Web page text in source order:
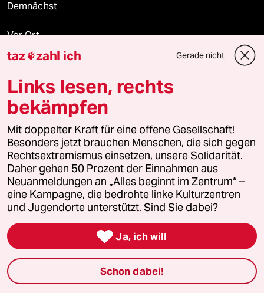
Demnächst
Vor Ort
Live im Stream
Vergangene
Mehr taz Lesestoff
taz Blogs
taz FUTURZWEI
Le Monde diplomatique
taz zahl ich Gerade nicht
Links lesen, rechts
bekämpfen
Mit doppelter Kraft für eine offene Gesellschaft!
Besonders jetzt brauchen Menschen, die sich gegen
Rechtsextremismus einsetzen, unsere Solidarität.
Daher gehen 50 Prozent der Einnahmen aus
Neuanmeldungen an „Alles beginnt im Zentrum“ –
eine Kampagne, die bedrohte linke Kulturzentren
und Jugendorte unterstützt. Sind Sie dabei?
 Ja, ich will
Schon dabei!